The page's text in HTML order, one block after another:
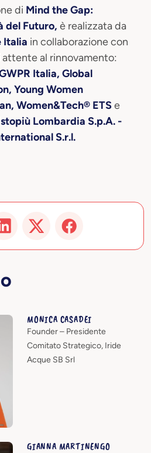
di Mind the Gap:
del Futuro, è realizzata da
Italia in collaborazione con
al rinnovamento:
Italia, Global
Young Women
Women&Tech® ETSe
Lombardia S.p.A. -
S.r.l.
MONICA CASADEI
Founder – Presidente
Comitato Strategico, Iride
Acque SB Srl
GIANNA MARTINENGO